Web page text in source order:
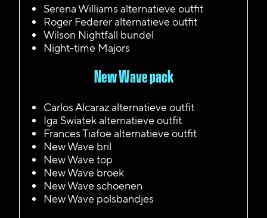
Serena Williams alternatieve outfit
Roger Federer alternatieve outfit
Wilson Nightfall bundel
Night-time Majors
New Wave pack
Carlos Alcaraz alternatieve outfit
Iga Swiatek alternatieve outfit
Frances Tiafoe alternatieve outfit
New Wave bril
New Wave top
New Wave broek
New Wave schoenen
New Wave polsbandjes